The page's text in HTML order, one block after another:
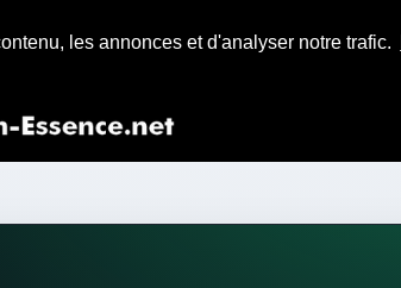
les annonces et d'analyser notre trafic.